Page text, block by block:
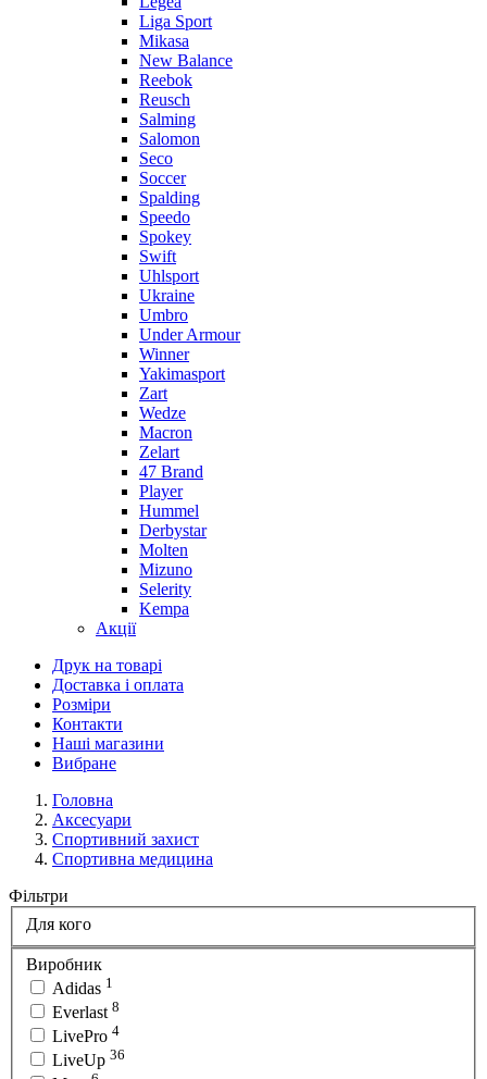
Liga Sport
Mikasa
New Balance
Reebok
Reusch
Salming
Salomon
Seco
Soccer
Spalding
Speedo
Spokey
Swift
Uhlsport
Ukraine
Umbro
Under Armour
Winner
Yakimasport
Zart
Wedze
Macron
Zelart
47 Brand
Player
Hummel
Derbystar
Molten
Mizuno
Selerity
Kempa
Акції
Друк на товарі
Доставка і оплата
Розміри
Контакти
Наші магазини
Вибране
Головна
Аксесуари
Спортивний захист
Спортивна медицина
Фільтри
Для кого
Виробник
Adidas 1
Everlast 8
LivePro 4
LiveUp 36